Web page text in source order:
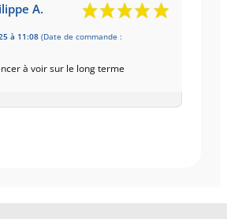
A.
à 11:08 (Date de commande :
à voir sur le long terme